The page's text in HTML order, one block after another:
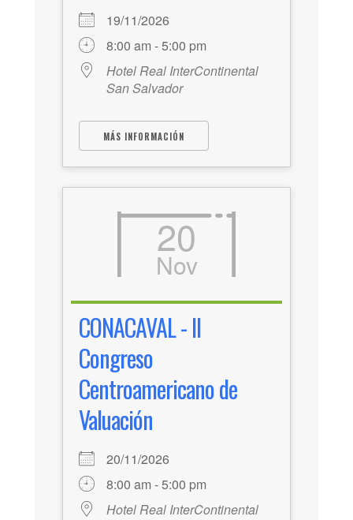
19/11/2026
8:00 am - 5:00 pm
Hotel Real InterContinental
San Salvador
MÁS INFORMACIÓN
20
Nov
CONACAVAL - II
Congreso
Centroamericano de
Valuación
20/11/2026
8:00 am - 5:00 pm
Hotel Real InterContinental